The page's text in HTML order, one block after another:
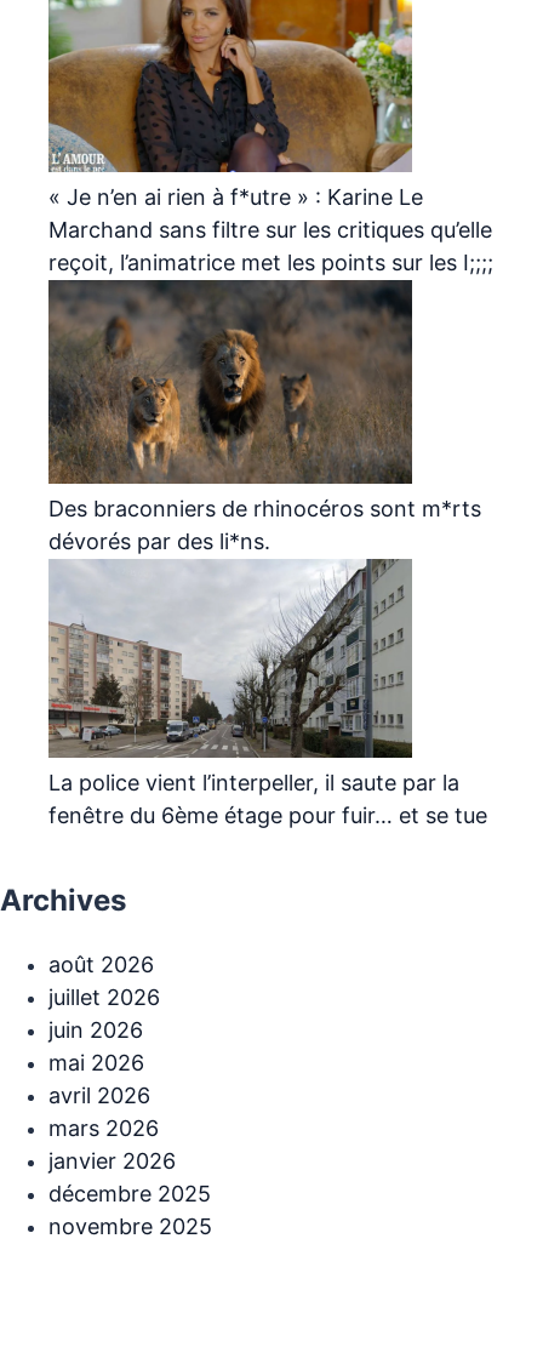
« Je n’en ai rien à f*utre » : Karine Le
Marchand sans filtre sur les critiques qu’elle
reçoit, l’animatrice met les points sur les I;;;;
Des braconniers de rhinocéros sont m*rts
dévorés par des li*ns.
La police vient l’interpeller, il saute par la
fenêtre du 6ème étage pour fuir… et se tue
Archives
août 2026
juillet 2026
juin 2026
mai 2026
avril 2026
mars 2026
janvier 2026
décembre 2025
novembre 2025